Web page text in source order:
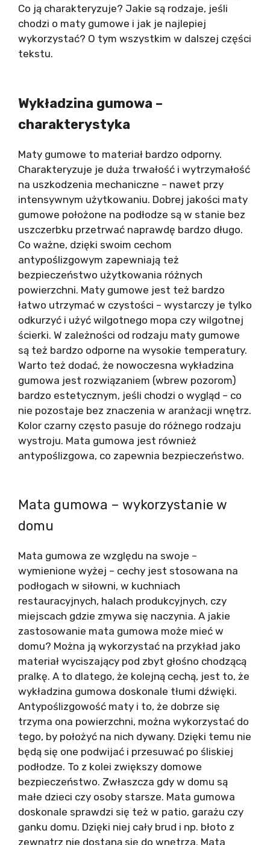
Co ją charakteryzuje? Jakie są rodzaje, jeśli
chodzi o maty gumowe i jak je najlepiej
wykorzystać? O tym wszystkim w dalszej części
tekstu.
Wykładzina gumowa –
charakterystyka
Maty gumowe to materiał bardzo odporny.
Charakteryzuje je duża trwałość i wytrzymałość
na uszkodzenia mechaniczne – nawet przy
intensywnym użytkowaniu. Dobrej jakości maty
gumowe położone na podłodze są w stanie bez
uszczerbku przetrwać naprawdę bardzo długo.
Co ważne, dzięki swoim cechom
antypoślizgowym zapewniają też
bezpieczeństwo użytkowania różnych
powierzchni. Maty gumowe jest też bardzo
łatwo utrzymać w czystości – wystarczy je tylko
odkurzyć i użyć wilgotnego mopa czy wilgotnej
ścierki. W zależności od rodzaju maty gumowe
są też bardzo odporne na wysokie temperatury.
Warto też dodać, że nowoczesna wykładzina
gumowa jest rozwiązaniem (wbrew pozorom)
bardzo estetycznym, jeśli chodzi o wygląd – co
nie pozostaje bez znaczenia w aranżacji wnętrz.
Kolor czarny często pasuje do różnego rodzaju
wystroju. Mata gumowa jest również
antypoślizgowa, co zapewnia bezpieczeństwo.
Mata gumowa – wykorzystanie w
domu
Mata gumowa ze względu na swoje –
wymienione wyżej – cechy jest stosowana na
podłogach w siłowni, w kuchniach
restauracyjnych, halach produkcyjnych, czy
miejscach gdzie zmywa się naczynia. A jakie
zastosowanie mata gumowa może mieć w
domu? Można ją wykorzystać na przykład jako
materiał wyciszający pod zbyt głośno chodzącą
pralkę. A to dlatego, że kolejną cechą, jest to, że
wykładzina gumowa doskonale tłumi dźwięki.
Antypoślizgowość maty i to, że dobrze się
trzyma ona powierzchni, można wykorzystać do
tego, by położyć na nich dywany. Dzięki temu nie
będą się one podwijać i przesuwać po śliskiej
podłodze. To z kolei zwiększy domowe
bezpieczeństwo. Zwłaszcza gdy w domu są
małe dzieci czy osoby starsze. Mata gumowa
doskonale sprawdzi się też w patio, garażu czy
ganku domu. Dzięki niej cały brud i np. błoto z
zewnątrz nie dostaną się do wnętrza. Mata